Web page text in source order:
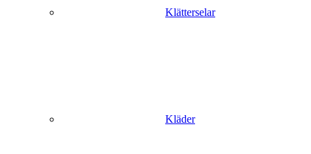
Klätterselar
Kläder